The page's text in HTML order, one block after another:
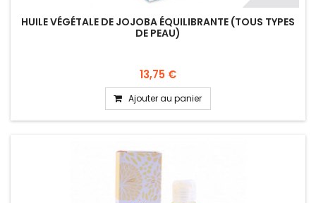
HUILE VÉGÉTALE DE JOJOBA ÉQUILIBRANTE (TOUS TYPES
DE PEAU)
13,75 €
Ajouter au panier